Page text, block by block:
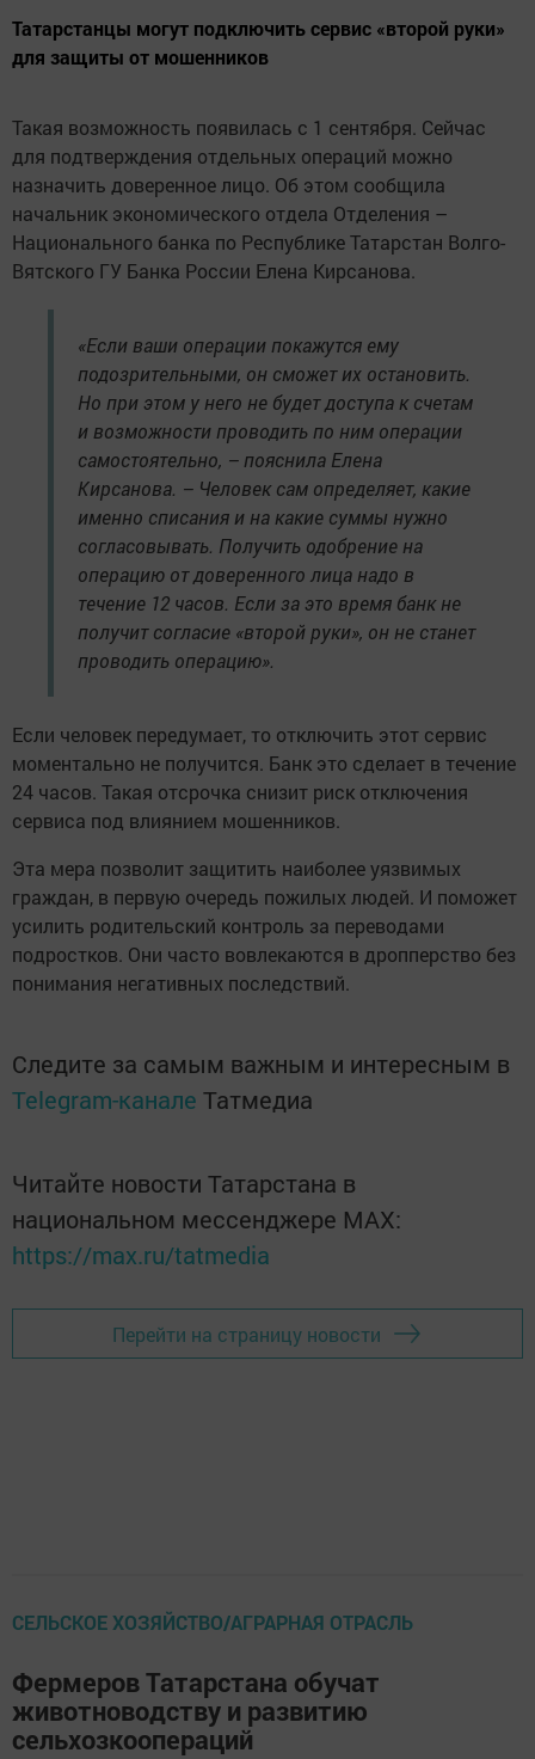
Татарстанцы могут подключить сервис «второй руки»
для защиты от мошенников
Такая возможность появилась с 1 сентября. Сейчас
для подтверждения отдельных операций можно
назначить доверенное лицо. Об этом сообщила
начальник экономического отдела Отделения –
Национального банка по Республике Татарстан Волго-
Вятского ГУ Банка России Елена Кирсанова.
«Если ваши операции покажутся ему
подозрительными, он сможет их остановить.
Но при этом у него не будет доступа к счетам
и возможности проводить по ним операции
самостоятельно, – пояснила Елена
Кирсанова. – Человек сам определяет, какие
именно списания и на какие суммы нужно
согласовывать. Получить одобрение на
операцию от доверенного лица надо в
течение 12 часов. Если за это время банк не
получит согласие «второй руки», он не станет
проводить операцию».
Если человек передумает, то отключить этот сервис
моментально не получится. Банк это сделает в течение
24 часов. Такая отсрочка снизит риск отключения
сервиса под влиянием мошенников.
Эта мера позволит защитить наиболее уязвимых
граждан, в первую очередь пожилых людей. И поможет
усилить родительский контроль за переводами
подростков. Они часто вовлекаются в дропперство без
понимания негативных последствий.
Следите за самым важным и интересным в
Telegram-канале Татмедиа
Читайте новости Татарстана в
национальном мессенджере MАХ:
https://max.ru/tatmedia
Перейти на страницу новости
СЕЛЬСКОЕ ХОЗЯЙСТВО/АГРАРНАЯ ОТРАСЛЬ
Фермеров Татарстана обучат
животноводству и развитию
сельхозкоопераций